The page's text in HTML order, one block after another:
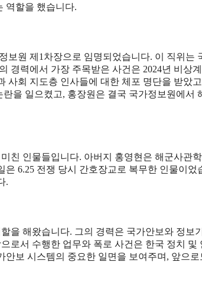
역할을 했습니다.
보원 제1차장으로 임명되었습니다. 이 직위는
경력에서 가장 주목받은 사건은 2024년 비상
사회 지도층 인사들에 대한 체포 명단을 받았
을 일으켰고, 홍장원은 결국 국가정보원에서
친 인물들입니다. 아버지 홍영현은 해군사관
6.25 전쟁 당시 간호장교로 복무한 인물이었
.
을 해왔습니다. 그의 경력은 국가안보와 정보
로서 수행한 업무와 폭로 사건은 한국 정치 및
보 시스템의 중요한 일면을 보여주며, 앞으로